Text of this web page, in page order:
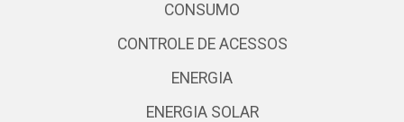
CONSUMO
CONTROLE DE ACESSOS
ENERGIA
ENERGIA SOLAR